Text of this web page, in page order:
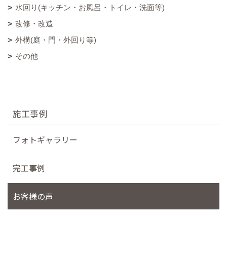
水回り(キッチン・お風呂・トイレ・洗面等)
改修・改造
外構(庭・門・外回り等)
その他
施工事例
フォトギャラリー
完工事例
お客様の声